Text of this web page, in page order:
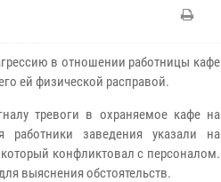
в отношении работницы кафе
ей физической расправой.
тревоги в охраняемое кафе на
работники заведения указали на
конфликтовал с персоналом.
выяснения обстоятельств.